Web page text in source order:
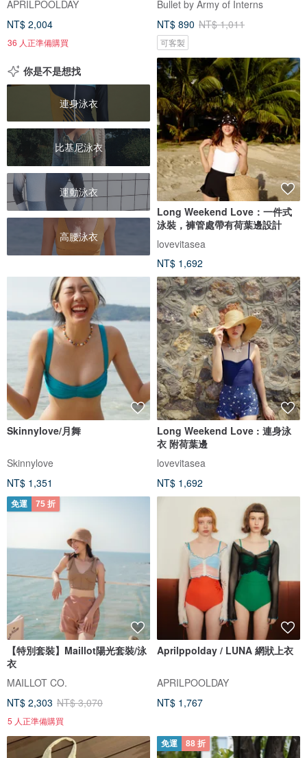
APRILPOOLDAY
NT$ 2,004
36 人正準備購買
Bullet by Army of Interns
NT$ 890 NT$ 1,011
可客製
你是不是想找
連身泳衣
比基尼泳衣
運動泳衣
高腰泳衣
Long Weekend Love：一件式
泳裝，褲管處帶有荷葉邊設計
lovevitasea
NT$ 1,692
Skinnylove/月舞
Skinnylove
NT$ 1,351
Long Weekend Love : 連身泳
衣 附荷葉邊
lovevitasea
NT$ 1,692
免運 75 折
【特別套裝】Maillot陽光套裝/泳
衣
MAILLOT CO.
NT$ 2,303 NT$ 3,070
5 人正準備購買
Aprilppolday / LUNA 網狀上衣
APRILPOOLDAY
NT$ 1,767
免運 88 折